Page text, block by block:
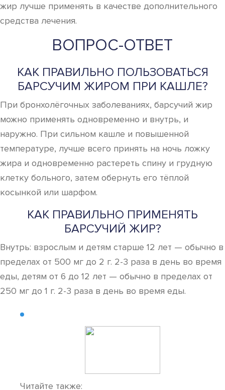
жир лучше применять в качестве дополнительного
средства лечения.
ВОПРОС-ОТВЕТ
КАК ПРАВИЛЬНО ПОЛЬЗОВАТЬСЯ
БАРСУЧИМ ЖИРОМ ПРИ КАШЛЕ?
При бронхолёгочных заболеваниях, барсучий жир
можно применять одновременно и внутрь, и
наружно. При сильном кашле и повышенной
температуре, лучше всего принять на ночь ложку
жира и одновременно растереть спину и грудную
клетку больного, затем обернуть его тёплой
косынкой или шарфом.
КАК ПРАВИЛЬНО ПРИМЕНЯТЬ
БАРСУЧИЙ ЖИР?
Внутрь: взрослым и детям старше 12 лет — обычно в
пределах от 500 мг до 2 г. 2-3 раза в день во время
еды, детям от 6 до 12 лет — обычно в пределах от
250 мг до 1 г. 2-3 раза в день во время еды.
Читайте также: